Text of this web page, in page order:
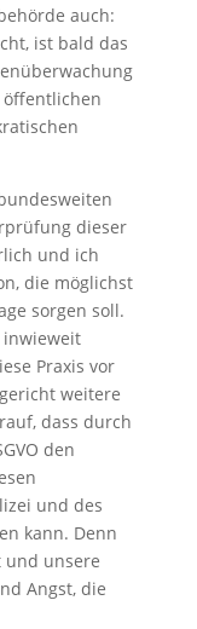
auch:
ist bald das
öffentlichen
dieser
und ich
die möglichst
sorgen soll.
Praxis vor
weitere
dass durch
den
und des
kann. Denn
und unsere
Angst, die